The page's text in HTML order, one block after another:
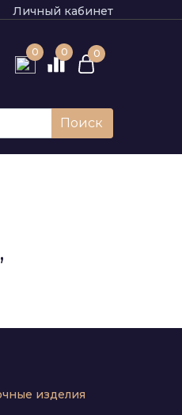
Личный кабинет
0 0 0
Поиск
изделия